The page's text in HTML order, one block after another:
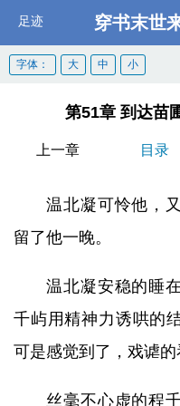
足迹 穿书末世
字体： 大 中 小
第51章 到达苗
上一章 目录
温北凝可怜他，
留了他一晚。
温北凝安稳的睡
千屿用精神力诱哄的
可是感觉到了，戏谑的
丝毫不心虚的程